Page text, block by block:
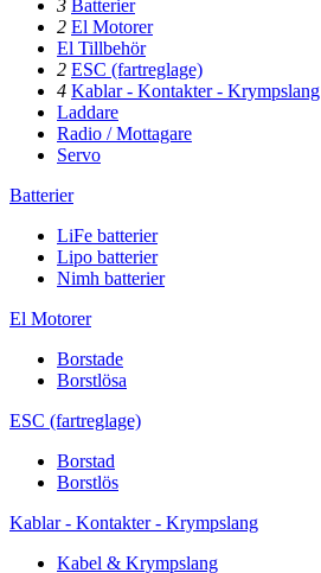
3 Batterier
2 El Motorer
El Tillbehör
2 ESC (fartreglage)
4 Kablar - Kontakter - Krympslang
Laddare
Radio / Mottagare
Servo
Batterier
LiFe batterier
Lipo batterier
Nimh batterier
El Motorer
Borstade
Borstlösa
ESC (fartreglage)
Borstad
Borstlös
Kablar - Kontakter - Krympslang
Kabel & Krympslang